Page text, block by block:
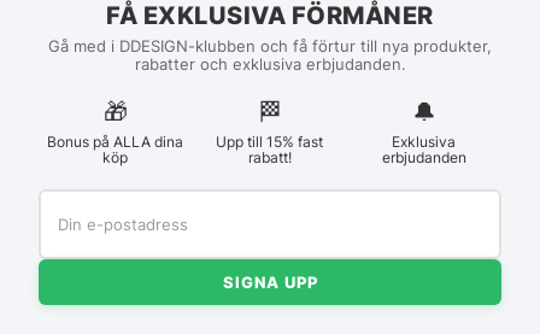
FÅ EXKLUSIVA FÖRMÅNER
Gå med i DDESIGN-klubben och få förtur till nya produkter,
rabatter och exklusiva erbjudanden.
🎁
Bonus på ALLA dina
köp
🏁︎
Upp till 15% fast
rabatt!
🔔
Exklusiva
erbjudanden
SIGNA UPP